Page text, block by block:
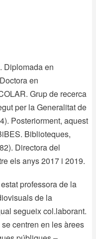
Diplomada en
en
Grup de recerca
per la Generalitat de
Posteriorment, aquest
Biblioteques,
Directora del
els anys 2017 i 2019.
professora de la
de la
segueix col.laborant.
centren en les àrees